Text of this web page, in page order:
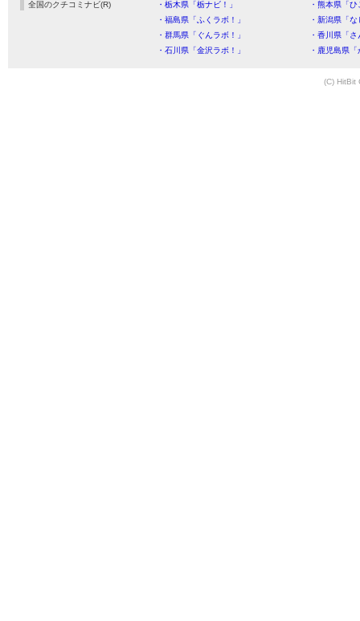
全国のクチコミナビ(R) ・栃木県「栃ナビ！」
・熊本県「
・福島県「ふくラボ！」
・新潟県「
・群馬県「ぐんラボ！」
・香川県「
・石川県「金沢ラボ！」
・鹿児島県
(C) HitBit